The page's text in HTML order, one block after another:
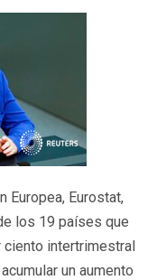
Europea, Eurostat,
los 19 países que
ciento intertrimestral
un aumento